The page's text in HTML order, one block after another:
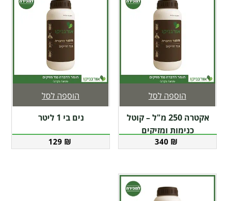
אקטרה 250 מ"ל – קוטל
כנימות ומזיקים
340 ₪
הוספה לסל
נים בי 1 ליטר
129 ₪
הוספה לסל